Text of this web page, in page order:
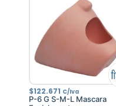
$122.671 C/Iva
P-6 G S-M-L Mascara